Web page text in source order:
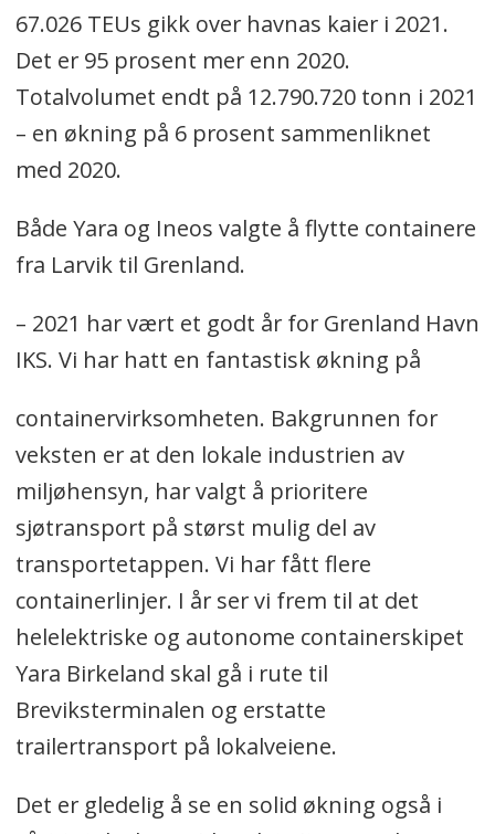
67.026 TEUs gikk over havnas kaier i 2021.
Det er 95 prosent mer enn 2020.
Totalvolumet endt på 12.790.720 tonn i 2021
– en økning på 6 prosent sammenliknet
med 2020.
Både Yara og Ineos valgte å flytte containere
fra Larvik til Grenland.
– 2021 har vært et godt år for Grenland Havn
IKS. Vi har hatt en fantastisk økning på
containervirksomheten. Bakgrunnen for
veksten er at den lokale industrien av
miljøhensyn, har valgt å prioritere
sjøtransport på størst mulig del av
transportetappen. Vi har fått flere
containerlinjer. I år ser vi frem til at det
helelektriske og autonome containerskipet
Yara Birkeland skal gå i rute til
Breviksterminalen og erstatte
trailertransport på lokalveiene.
Det er gledelig å se en solid økning også i